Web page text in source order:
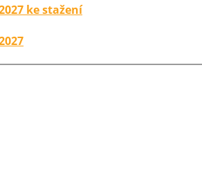
ke stažení